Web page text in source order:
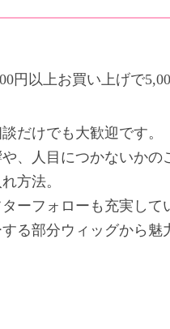
以上お買い上げで
だけでも大歓迎です。
、人目につかないかの
方法。
ーフォローも充実して
る部分ウィッグから